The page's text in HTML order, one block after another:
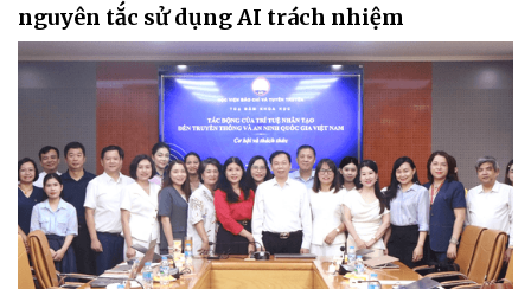
nguyên tắc sử dụng AI trách nhiệm